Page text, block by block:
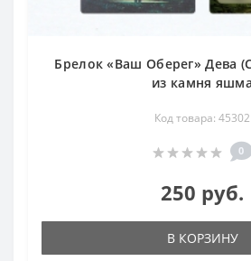
Брелок «Ваш Оберег» Дева
из камня яшма
Код товара: 45302
0
250 руб.
В КОРЗИНУ